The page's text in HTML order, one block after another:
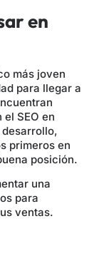
en
más joven
para llegar a
SEO en
desarrollo,
primeros en
posición.
una
para
ventas.